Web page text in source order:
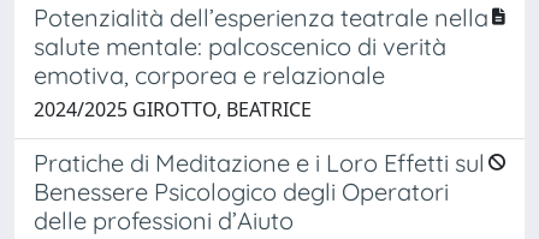
Potenzialità dell’esperienza teatrale nella
salute mentale: palcoscenico di verità
emotiva, corporea e relazionale
2024/2025 GIROTTO, BEATRICE
Pratiche di Meditazione e i Loro Effetti sul
Benessere Psicologico degli Operatori
delle professioni d’Aiuto